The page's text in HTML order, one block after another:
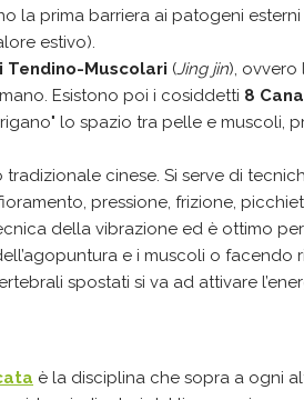
la prima barriera ai patogeni esterni
estivo).
Tendino-Muscolari (Jing jin), ovvero
Esistono poi i cosiddetti 8
lo spazio tra pelle e muscoli,
tradizionale cinese. Si serve di
pressione, frizione,
della vibrazione ed è ottimo
e i muscoli o facendo
spostati si va ad attivare
è la disciplina che sopra a ogni